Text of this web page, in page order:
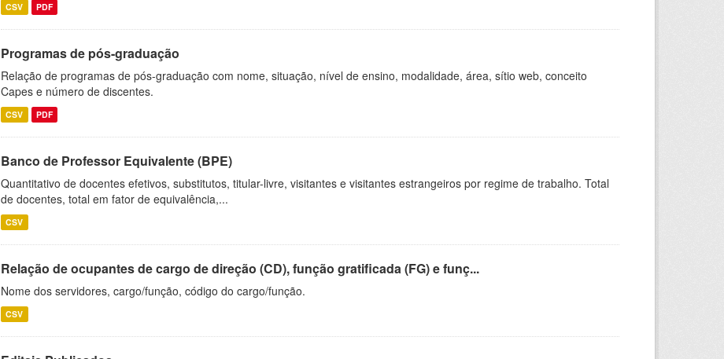
CSV PDF
Programas de pós-graduação
Relação de programas de pós-graduação com nome, situação, nível de ensino, modalidade, área, sítio web, conceito
Capes e número de discentes.
CSV PDF
Banco de Professor Equivalente (BPE)
Quantitativo de docentes efetivos, substitutos, titular-livre, visitantes e visitantes estrangeiros por regime de trabalho. Total
de docentes, total em fator de equivalência,...
CSV
Relação de ocupantes de cargo de direção (CD), função gratificada (FG) e funç...
Nome dos servidores, cargo/função, código do cargo/função.
CSV